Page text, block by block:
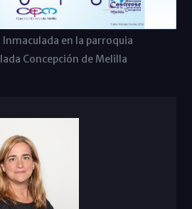
en la parroquia
Concepción de Melilla